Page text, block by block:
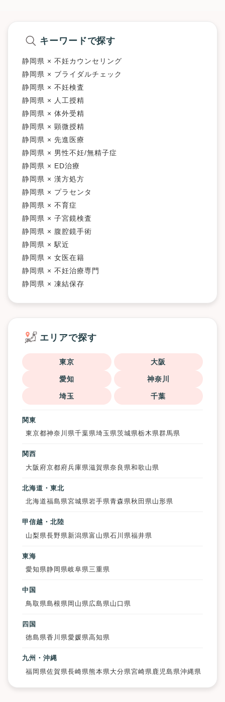
キーワードで探す
静岡県 × 不妊カウンセリング
静岡県 × ブライダルチェック
静岡県 × 不妊検査
静岡県 × 人工授精
静岡県 × 体外受精
静岡県 × 顕微授精
静岡県 × 先進医療
静岡県 × 男性不妊/無精子症
静岡県 × ED治療
静岡県 × 漢方処方
静岡県 × プラセンタ
静岡県 × 不育症
静岡県 × 子宮鏡検査
静岡県 × 腹腔鏡手術
静岡県 × 駅近
静岡県 × 女医在籍
静岡県 × 不妊治療専門
静岡県 × 凍結保存
エリアで探す
東京 大阪
愛知 神奈川
埼玉 千葉
関東
東京都神奈川県千葉県埼玉県茨城県栃木県群馬県
関西
大阪府京都府兵庫県滋賀県奈良県和歌山県
北海道・東北
北海道福島県宮城県岩手県青森県秋田県山形県
甲信越・北陸
山梨県長野県 新潟県富山県石川県福井県
東海
愛知県静岡県岐阜県三重県
中国
鳥取県島根県 岡山県 広島県 山口県
四国
徳島県香川県愛媛県高知県
九州・沖縄
福岡県佐賀県長崎県 熊本県 大分県宮崎県 鹿児島県沖縄県